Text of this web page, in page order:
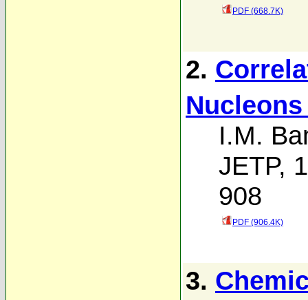
PDF (668.7K)
2.
I.M.
JETP,
908
PDF (906.4K)
3.